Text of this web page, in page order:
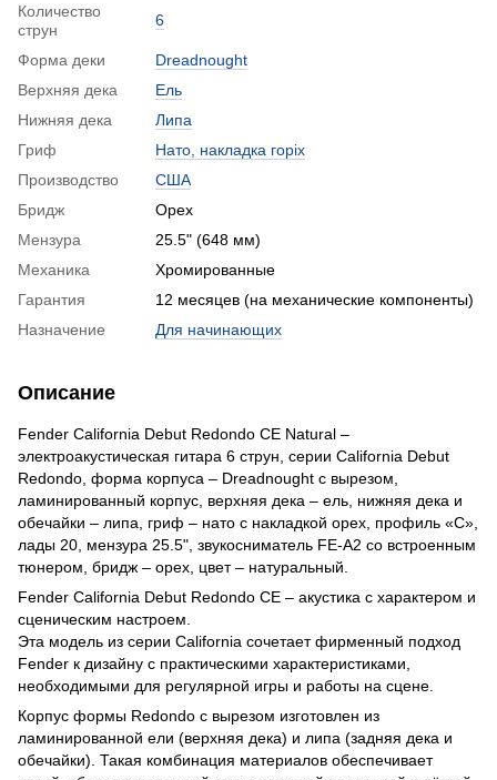
Количество
струн
6
Форма деки
Dreadnought
Верхняя дека
Ель
Нижняя дека
Липа
Гриф
Нато, накладка горіх
Производство
США
Бридж
Орех
Мензура
25.5" (648 мм)
Механика
Хромированные
Гарантия
12 месяцев (на механические компоненты)
Назначение
Для начинающих
Описание
Fender California Debut Redondo CE Natural –
электроакустическая гитара 6 струн, серии California Debut
Redondo, форма корпуса – Dreadnought с вырезом,
ламинированный корпус, верхняя дека – ель, нижняя дека и
обечайки – липа, гриф – нато с накладкой орех, профиль «C»,
лады 20, мензура 25.5", звукосниматель FE-A2 со встроенным
тюнером, бридж – орех, цвет – натуральный.
Fender California Debut Redondo CE – акустика с характером и
сценическим настроем.
Эта модель из серии California сочетает фирменный подход
Fender к дизайну с практическими характеристиками,
необходимыми для регулярной игры и работы на сцене.
Корпус формы Redondo с вырезом изготовлен из
ламинированной ели (верхняя дека) и липа (задняя дека и
обечайки). Такая комбинация материалов обеспечивает